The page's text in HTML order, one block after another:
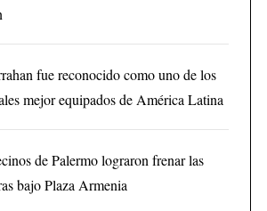
fue reconocido como uno de los
mejor equipados de América Latina
de Palermo lograron frenar las
bajo Plaza Armenia